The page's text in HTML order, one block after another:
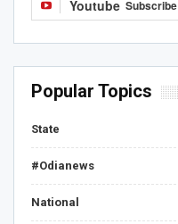
Youtube Subscribe
Popular Topics
State
#Odianews
National